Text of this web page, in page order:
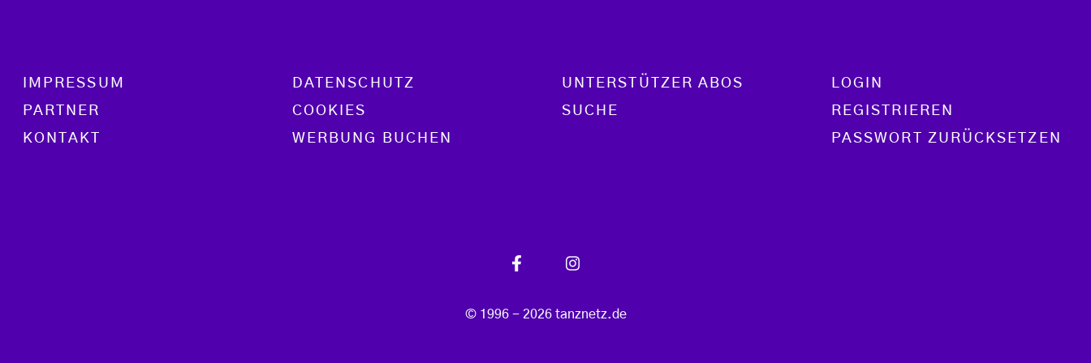
Footer menu
IMPRESSUM
PARTNER
KONTAKT
DATENSCHUTZ
COOKIES
WERBUNG BUCHEN
UNTERSTÜTZER ABOS
SUCHE
LOGIN
REGISTRIEREN
PASSWORT ZURÜCKSETZEN
© 1996 - 2026 tanznetz.de